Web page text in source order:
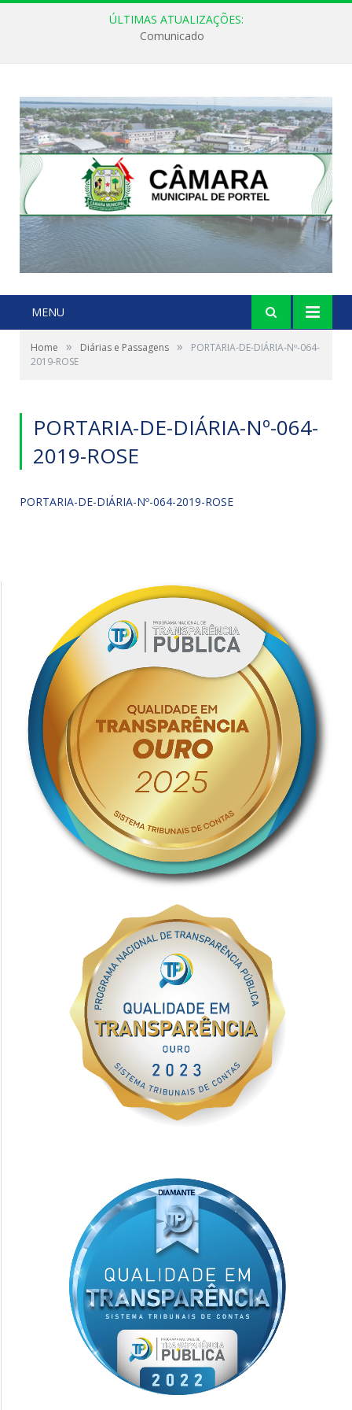
ÚLTIMAS ATUALIZAÇÕES:
Comunicado
MENU
Home » Diárias e Passagens »
PORTARIA-DE-DIÁRIA-Nº-064-
2019-ROSE
PORTARIA-DE-DIÁRIA-Nº-064-
2019-ROSE
PORTARIA-DE-DIÁRIA-Nº-064-2019-ROSE